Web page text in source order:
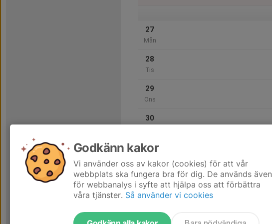
27
Mån
28
Tis
29
Ons
30
31
Godkänn kakor
Vi använder oss av kakor (cookies) för att vår
webbplats ska fungera bra för dig. De används även
för webbanalys i syfte att hjälpa oss att förbättra
våra tjänster. Så använder vi cookies